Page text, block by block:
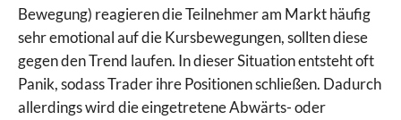
Bewegung) reagieren die Teilnehmer am Markt häufig
sehr emotional auf die Kursbewegungen, sollten diese
gegen den Trend laufen. In dieser Situation entsteht oft
Panik, sodass Trader ihre Positionen schließen. Dadurch
allerdings wird die eingetretene Abwärts- oder